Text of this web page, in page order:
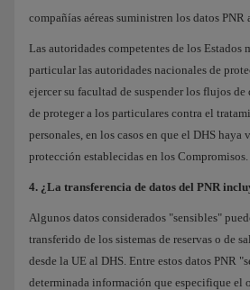
compañías aéreas suministren los datos PNR
Las autoridades competentes de los Estados
particular las autoridades nacionales de
ejercer su facultad de suspender los flujos de
de proteger a los particulares contra el
personales, en los casos en que el DHS haya
protección establecidas en los Compromisos.
4. ¿La transferencia de datos del PNR
Algunos datos considerados "sensibles"
transferido de los sistemas de reservas o de
desde la UE al DHS. Entre estos datos PNR
determinada información que especifique el